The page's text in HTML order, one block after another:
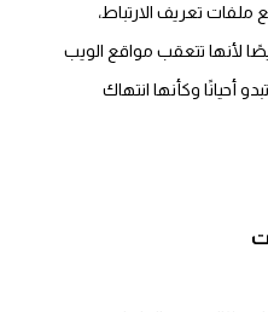
ملفات تعريف الارتباط،
لأنها تتعقب مواقع الويب
أحيانًا وكأنها انتهاك